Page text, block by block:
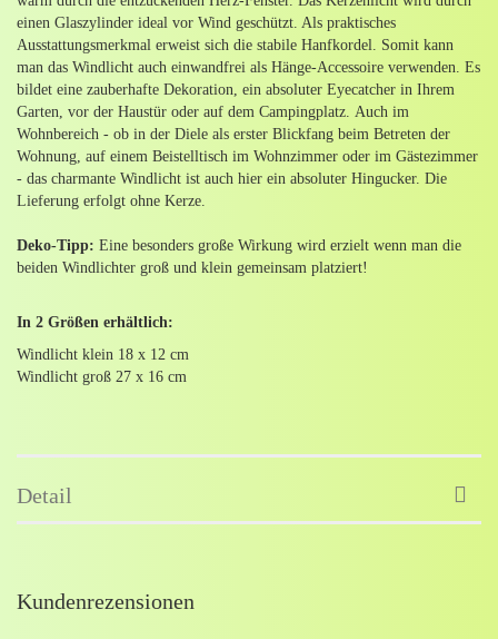
einen Glaszylinder ideal vor Wind geschützt. Als praktisches
Ausstattungsmerkmal erweist sich die stabile Hanfkordel. Somit kann
man das Windlicht auch einwandfrei als Hänge-Accessoire verwenden. Es
bildet eine zauberhafte Dekoration, ein absoluter Eyecatcher in Ihrem
Garten, vor der Haustür oder auf dem Campingplatz. Auch im
Wohnbereich - ob in der Diele als erster Blickfang beim Betreten der
Wohnung, auf einem Beistelltisch im Wohnzimmer oder im Gästezimmer
- das charmante Windlicht ist auch hier ein absoluter Hingucker. Die
Lieferung erfolgt ohne Kerze.
Deko-Tipp: Eine besonders große Wirkung wird erzielt wenn man die
beiden Windlichter groß und klein gemeinsam platziert!
In 2 Größen erhältlich:
Windlicht klein 18 x 12 cm
Windlicht groß 27 x 16 cm
Detail
Kundenrezensionen